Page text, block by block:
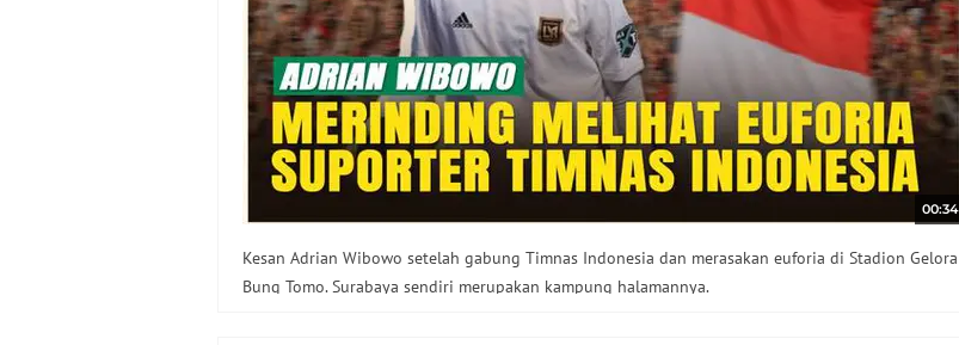
00:34
Kesan Adrian Wibowo setelah gabung Timnas Indonesia dan merasakan euforia di Stadion Gelora
Bung Tomo. Surabaya sendiri merupakan kampung halamannya.